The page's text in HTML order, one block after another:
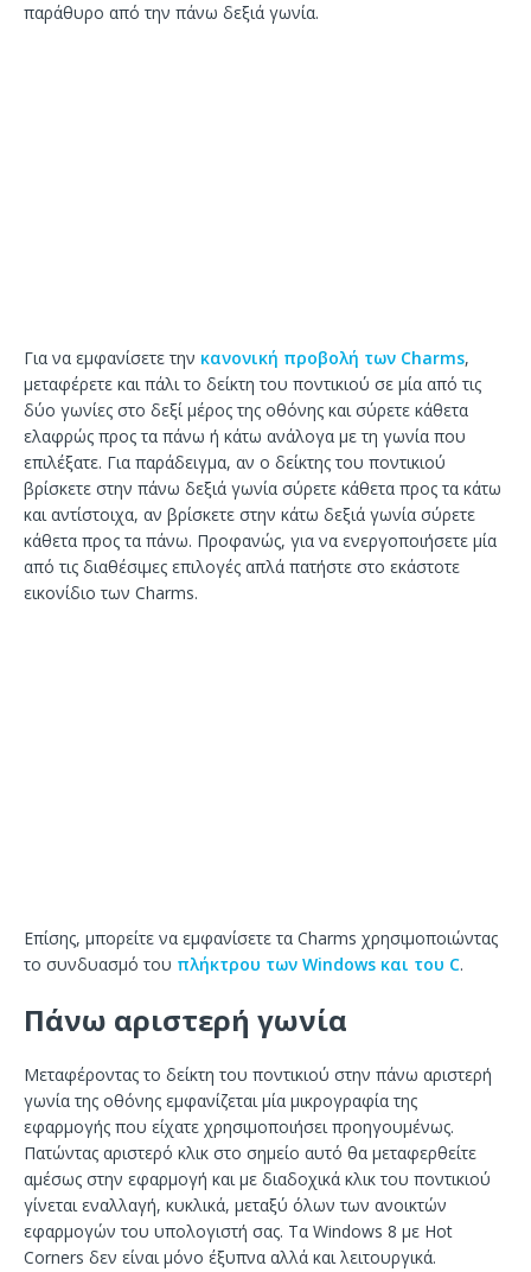
παράθυρο από την πάνω δεξιά γωνία.
Για να εμφανίσετε την κανονική προβολή των Charms,
μεταφέρετε και πάλι το δείκτη του ποντικιού σε μία από τις
δύο γωνίες στο δεξί μέρος της οθόνης και σύρετε κάθετα
ελαφρώς προς τα πάνω ή κάτω ανάλογα με τη γωνία που
επιλέξατε. Για παράδειγμα, αν ο δείκτης του ποντικιού
βρίσκετε στην πάνω δεξιά γωνία σύρετε κάθετα προς τα κάτω
και αντίστοιχα, αν βρίσκετε στην κάτω δεξιά γωνία σύρετε
κάθετα προς τα πάνω. Προφανώς, για να ενεργοποιήσετε μία
από τις διαθέσιμες επιλογές απλά πατήστε στο εκάστοτε
εικονίδιο των Charms.
Επίσης, μπορείτε να εμφανίσετε τα Charms χρησιμοποιώντας
το συνδυασμό του πλήκτρου των Windows και του C.
Πάνω αριστερή γωνία
Μεταφέροντας το δείκτη του ποντικιού στην πάνω αριστερή
γωνία της οθόνης εμφανίζεται μία μικρογραφία της
εφαρμογής που είχατε χρησιμοποιήσει προηγουμένως.
Πατώντας αριστερό κλικ στο σημείο αυτό θα μεταφερθείτε
αμέσως στην εφαρμογή και με διαδοχικά κλικ του ποντικιού
γίνεται εναλλαγή, κυκλικά, μεταξύ όλων των ανοικτών
εφαρμογών του υπολογιστή σας. Τα Windows 8 με Hot
Corners δεν είναι μόνο έξυπνα αλλά και λειτουργικά.